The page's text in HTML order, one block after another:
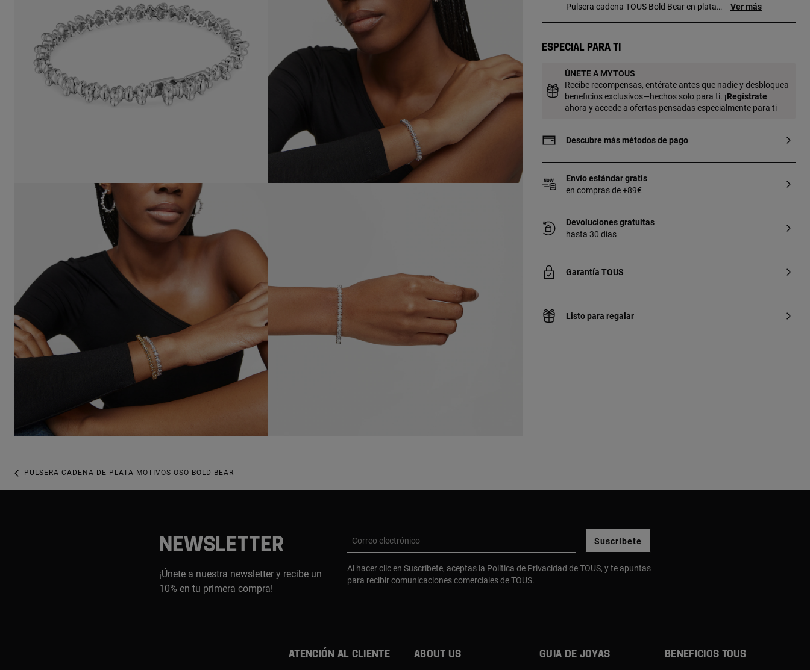
Pulsera cadena TOUS Bold Bear en plata
Cierre caja.
Ver más
Especial para ti
ÚNETE A MYTOUS
Recibe recompensas, entérate antes que nadie y desbloquea
beneficios exclusivos—hechos solo para ti. ¡Regístrate
ahora y accede a ofertas pensadas especialmente para ti
Descubre más métodos de pago
Envío estándar gratis
en compras de +89€
Devoluciones gratuitas
hasta 30 días
Garantía TOUS
Listo para regalar
PULSERA CADENA DE PLATA MOTIVOS OSO BOLD BEAR
NEWSLETTER
¡Únete a nuestra newsletter y recibe un
10% en tu primera compra!
Correo electrónico Suscríbete
Al hacer clic en Suscríbete, aceptas la Política de Privacidad de TOUS, y te apuntas
para recibir comunicaciones comerciales de TOUS.
Atención al cliente About us Guia de joyas Beneficios TOUS